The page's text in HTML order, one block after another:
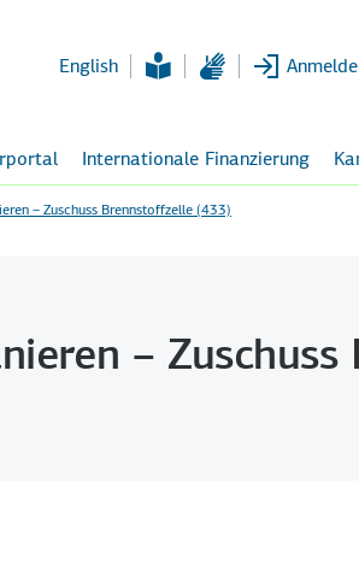
English
Internationale Finanzierung
– Zuschuss Brennstoffzelle (433)
–